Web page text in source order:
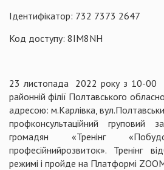
Ідентифікатор: 732 7373 2647
Код доступу: 8IM8NH
23 листопада 2022 року з 10-00
районній філії Полтавського
адресою: м.Карлівка,
профконсультаційний груповий
громадян «Тренінг
професійнийрозвиток». Тренінг
режимі і пройде на Платформі